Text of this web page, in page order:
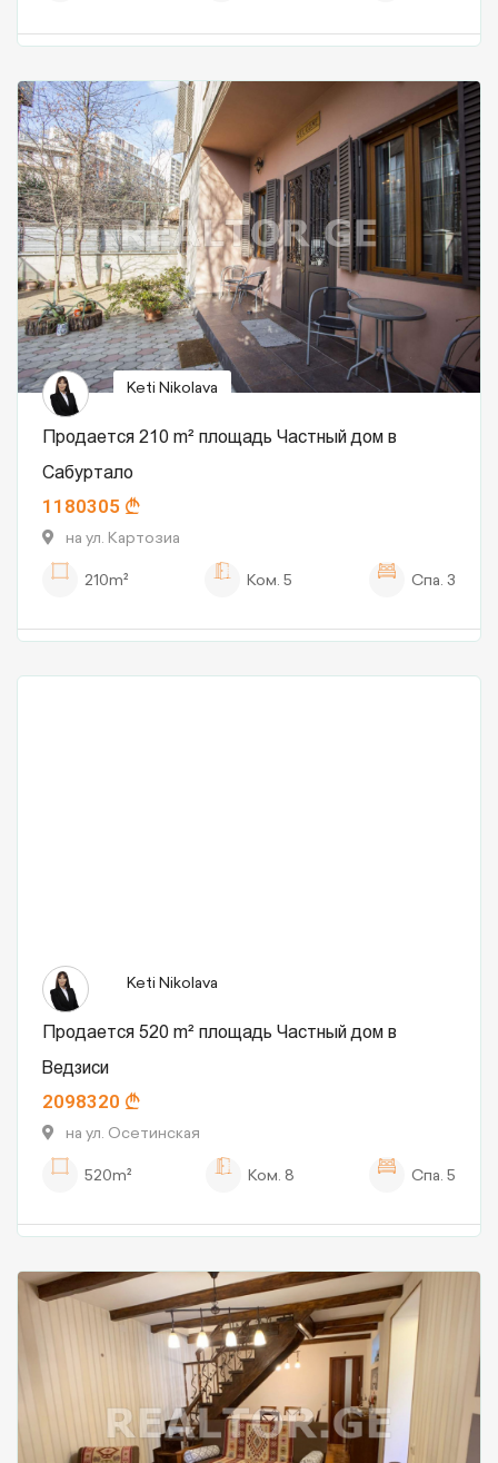
Keti Nikolava
Продается 210 m² площадь Частный дом в
Сабуртало
1180305
на ул. Картозиа
210m²
Ком. 5 Спа. 3
Keti Nikolava
Продается 520 m² площадь Частный дом в
Ведзиси
2098320
на ул. Осетинская
520m²
Ком. 8 Спа. 5